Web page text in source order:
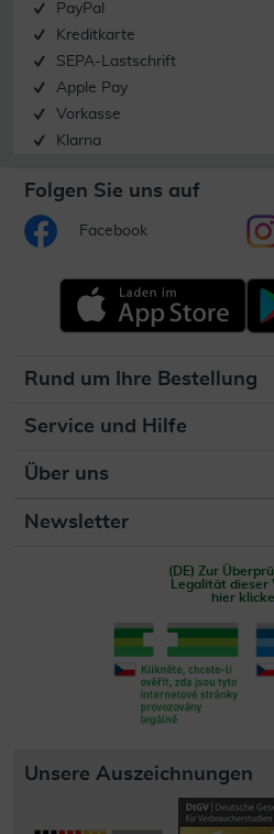
PayPal
Kreditkarte
SEPA-Lastschrift
Apple Pay
Vorkasse
Klarna
Folgen Sie uns auf
Facebook
Rund um Ihre Bestellung
Service und Hilfe
Über uns
Newsletter
(DE) Zur
Legalität dieser
hier
Unsere Auszeichnungen